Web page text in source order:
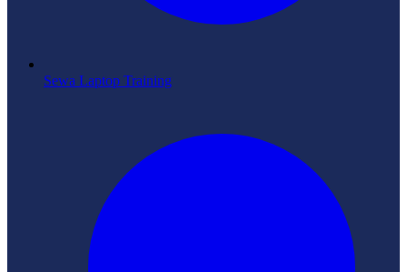
Sewa Laptop Training